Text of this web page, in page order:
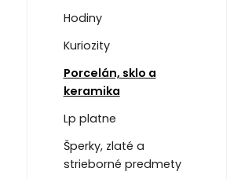
Hodiny
Kuriozity
Porcelán, sklo a
keramika
Lp platne
Šperky, zlaté a
strieborné predmety